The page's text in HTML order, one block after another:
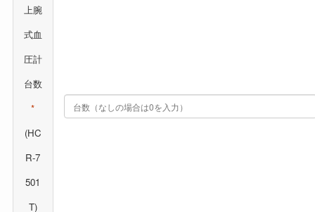
上腕
式血
圧計
台数
*
(HC
R-7
501
T)